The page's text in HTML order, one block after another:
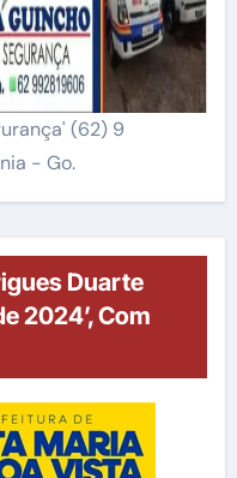
(62) 9
- Go.
Duarte
2024’, Com